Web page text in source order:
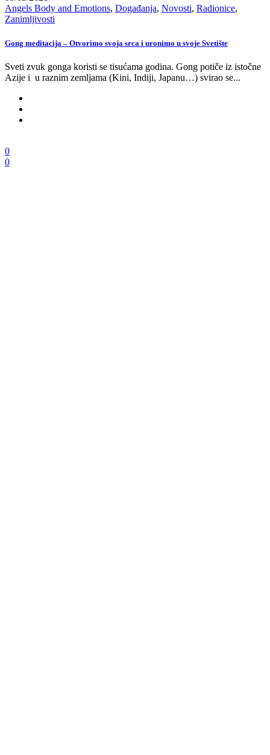
Angels Body and Emotions, Događanja, Novosti, Radionice,
Zanimljivosti
Gong meditacija – Otvorimo svoja srca i uronimo u svoje Svetište
Sveti zvuk gonga koristi se tisućama godina. Gong potiče iz istočne
Azije i u raznim zemljama (Kini, Indiji, Japanu…) svirao se...
0
0